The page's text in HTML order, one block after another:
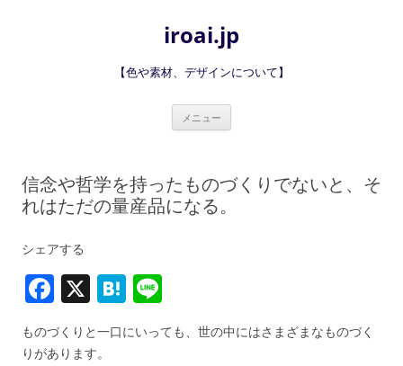
iroai.jp
【色や素材、デザインについて】
メニュー
へ
ス
信念や哲学を持ったものづくりでないと、そ
れはただの量産品になる。
シェアする
F
a
c
X H
e
n
e
ものづくりと一口にいっても、世の中にはさまざまなものづく
りがあります。